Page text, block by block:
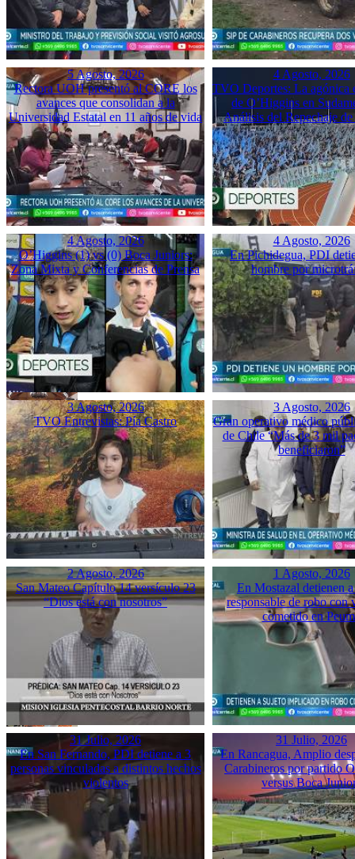
5 Agosto, 2026
Rectora UOH presentó al CORE los
avances que consolidan a la
Universidad Estatal en 11 años de vida
4 Agosto, 2026
TVO Deportes: La agónica
de O’Higgins en
Análisis del Repechaje de
4 Agosto, 2026
O’Higgins (1) vs (0) Boca Juniors:
Zona Mixta y Conferencias de Prensa
4 Agosto, 2026
En Pichidegua, PDI
hombre por
3 Agosto, 2026
TVO Entrevistas: Pía Castro
3 Agosto, 2026
Gran operativo médico
de Chile “Más de 3 mil
beneficiaron”
2 Agosto, 2026
San Mateo Capítulo 14 versículo 23
“Dios está con nosotros”
1 Agosto, 2026
En Mostazal detienen
responsable de robo con
cometido en
31 Julio, 2026
En San Fernando, PDI detiene a 3
personas vinculadas a distintos hechos
violentos
31 Julio, 2026
En Rancagua, Amplio
Carabineros por partido
versus Boca